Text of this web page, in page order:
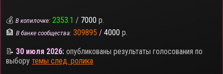
💰В копилочке: 2353.1 / 7000 р.
🏦В банке сообщества: 309895 / 4000 р.
📝30 июля 2026: опубликованы результаты голосования по
выборутемы след. ролика